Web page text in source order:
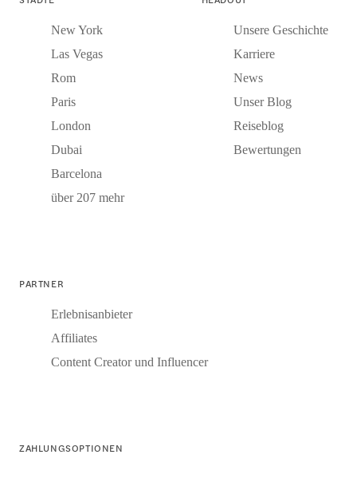
New York
Las Vegas
Rom
Paris
London
Dubai
Barcelona
über 207 mehr
Unsere Geschichte
Karriere
News
Unser Blog
Reiseblog
Bewertungen
PARTNER
Erlebnisanbieter
Affiliates
Content Creator und Influencer
ZAHLUNGSOPTIONEN